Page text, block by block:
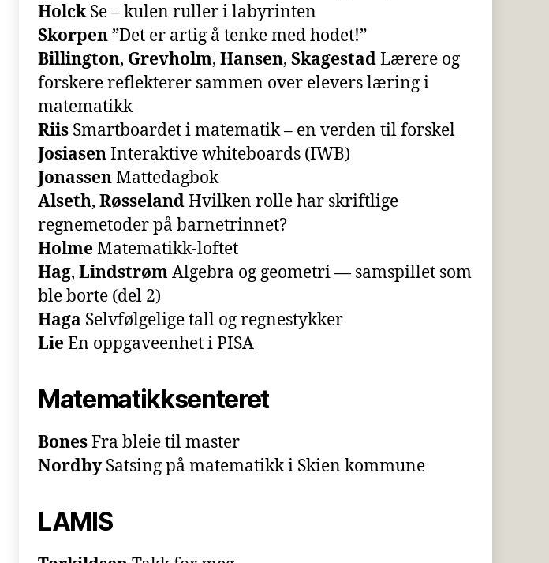
HolckSe – kulen ruller i labyrinten
Skorpen”Det er artig å tenke med hodet!”
Billington, Grevholm, Hansen, SkagestadLærere og
forskere reflekterer sammen over elevers læring i
matematikk
Riis Smartboardet i matematik – en verden til forskel
JosiasenInteraktive whiteboards (IWB)
JonassenMattedagbok
Alseth, RøsselandHvilken rolle har skriftlige
regnemetoder på barnetrinnet?
HolmeMatematikk-loftet
Hag, LindstrømAlgebra og geometri — samspillet som
ble borte (del 2)
Haga Selvfølgelige tall og regnestykker
LieEn oppgaveenhet i PISA
Matematikksenteret
BonesFra bleie til master
NordbySatsing på matematikk i Skien kommune
LAMIS